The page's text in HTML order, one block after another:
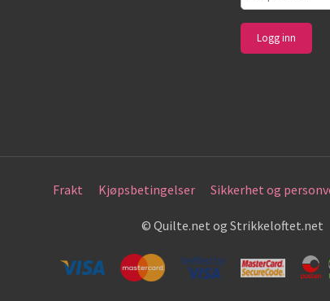
Frakt Kjøpsbetingelser Sikkerhet og
© Quilte.net og Strikkeloftet.net